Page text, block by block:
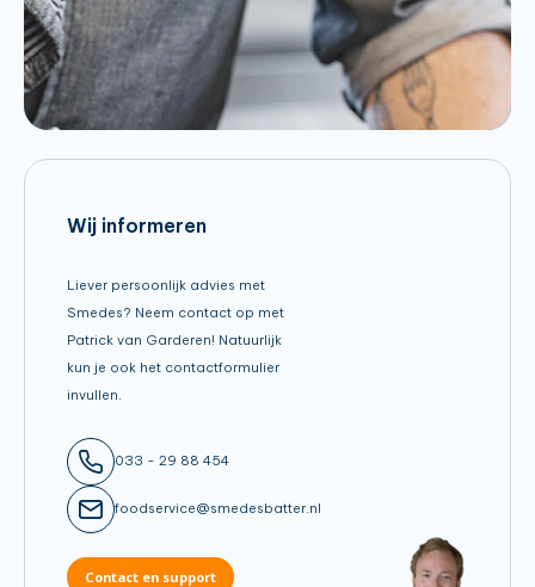
Wij informeren
Liever persoonlijk advies met
Smedes? Neem contact op met
Patrick van Garderen! Natuurlijk
kun je ook het contactformulier
invullen.
033 - 29 88 454
foodservice@smedesbatter.nl
Contact en support